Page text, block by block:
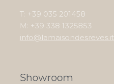
T: +39 035 201458
M: +39 338 1325853
info@lamaisondesreves.it
Showroom